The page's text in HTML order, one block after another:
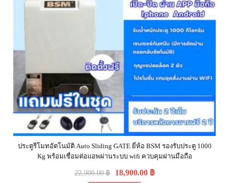
ประตูรีโมทอัตโนมัติ Auto Sliding GATE ยี่ห้อ BSM รองรับประตู 1000
Kg พร้อมเชื่อมต่อแอพผ่านระบบ wifi ควบคุมผ่านมือถือ
22,900.00฿ 18,900.00 ฿